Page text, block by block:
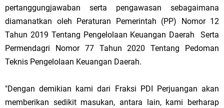
pertanggungjawaban serta pengawasan sebagaimana
diamanatkan oleh Peraturan Pemerintah (PP) Nomor 12
Tahun 2019 Tentang Pengelolaan Keuangan Daerah Serta
Permendagri Nomor 77 Tahun 2020 Tentang Pedoman
Teknis Pengelolaan Keuangan Daerah.
"Dengan demikian kami dari Fraksi PDI Perjuangan akan
memberikan sedikit masukan, antara lain, kami berharap